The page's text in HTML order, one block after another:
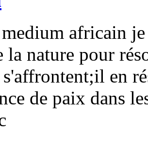
africain
la nature pour
en
de paix dans